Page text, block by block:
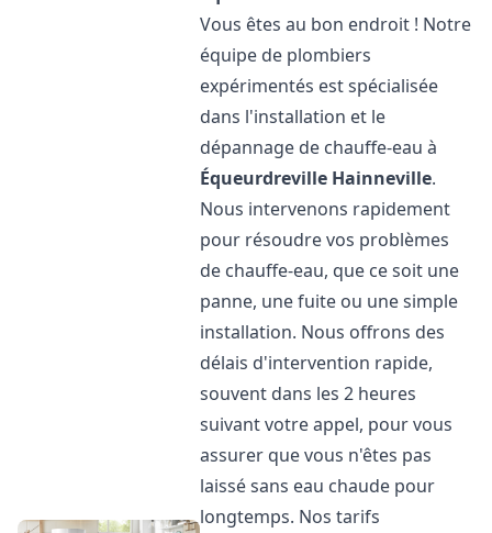
Vous êtes au bon endroit ! Notre
équipe de plombiers
expérimentés est spécialisée
dans l'installation et le
dépannage de chauffe-eau à
Équeurdreville Hainneville.
Nous intervenons rapidement
pour résoudre vos problèmes
de chauffe-eau, que ce soit une
panne, une fuite ou une simple
installation. Nous offrons des
délais d'intervention rapide,
souvent dans les 2 heures
suivant votre appel, pour vous
assurer que vous n'êtes pas
laissé sans eau chaude pour
longtemps. Nos tarifs